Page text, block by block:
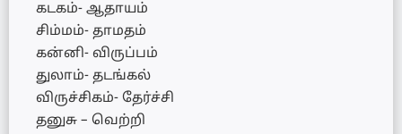
கடகம்- ஆதாயம்
சிம்மம்- தாமதம்
கன்னி- விருப்பம்
துலாம்- தடங்கல்
விருச்சிகம்- தேர்ச்சி
தனுசு – வெற்றி